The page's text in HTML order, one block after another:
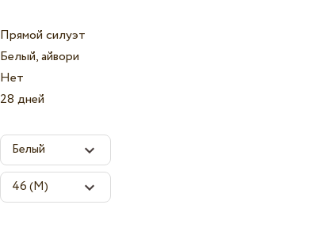
Прямой силуэт
Белый, айвори
Нет
28 дней